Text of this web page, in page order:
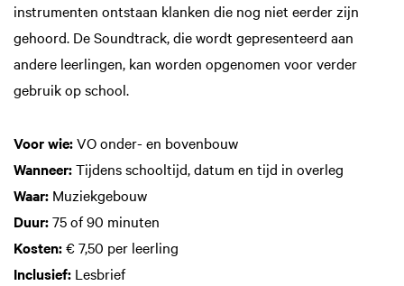
instrumenten ontstaan klanken die nog niet eerder zijn
gehoord. De Soundtrack, die wordt gepresenteerd aan
andere leerlingen, kan worden opgenomen voor verder
gebruik op school.
Voor wie:VO onder- en bovenbouw
Wanneer:Tijdens schooltijd, datum en tijd in overleg
Waar: Muziekgebouw
Duur:75 of 90 minuten
Kosten:€ 7,50 per leerling
Inclusief: Lesbrief